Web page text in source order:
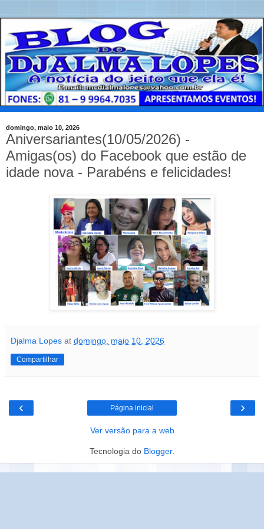
domingo, maio 10, 2026
Aniversariantes(10/05/2026) -
Amigas(os) do Facebook que estão de
idade nova - Parabéns e felicidades!
Djalma Lopes at domingo, maio 10, 2026
Compartilhar
‹ ›
Página inicial
Ver versão para a web
Tecnologia do Blogger.